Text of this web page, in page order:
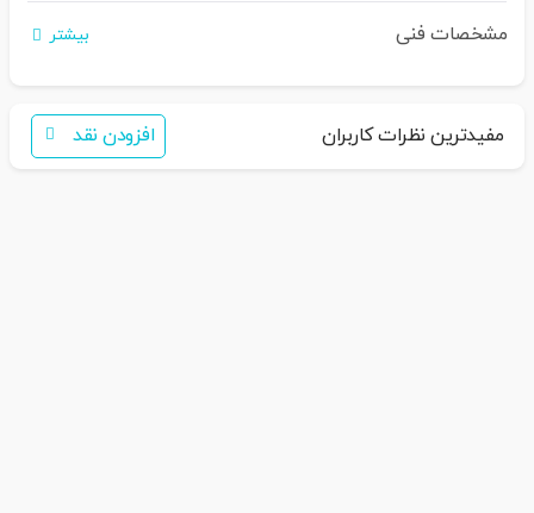
همکاران ما با شما تماس خواهند گرفت
مشخصات فنی بیشتر
مفیدترین نظرات کاربران افزودن نقد